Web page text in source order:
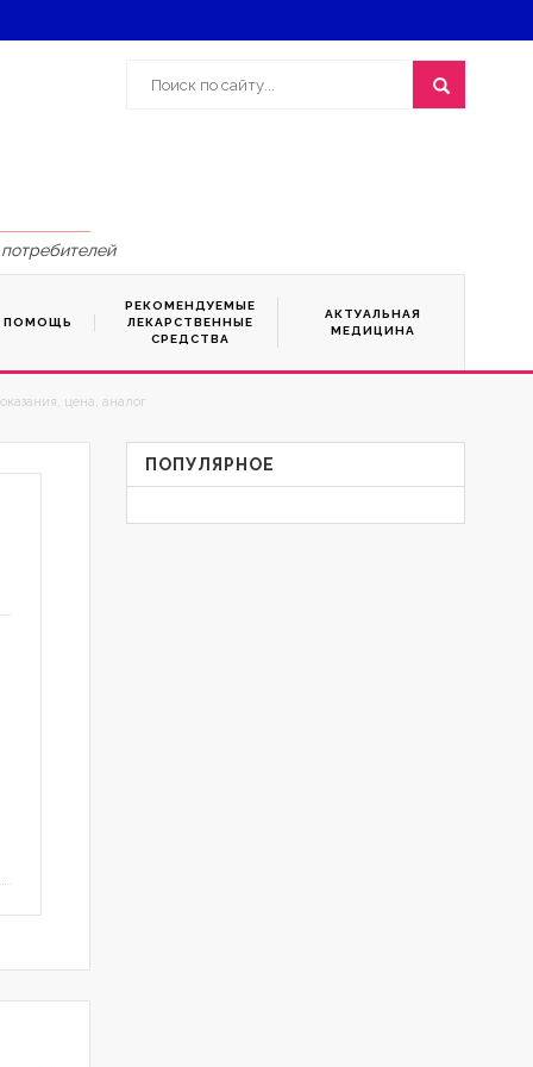
ПОМОЩЬ
РЕКОМЕНДУЕМЫЕ
ЛЕКАРСТВЕННЫЕ
СРЕДСТВА
АКТУАЛЬНАЯ
МЕДИЦИНА
цена, аналог
ПОПУЛЯРНОЕ